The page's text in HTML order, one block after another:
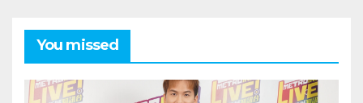
You missed